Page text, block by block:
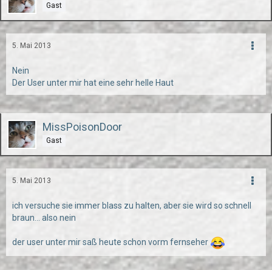
Gast
5. Mai 2013
Nein
Der User unter mir hat eine sehr helle Haut
MissPoisonDoor
Gast
5. Mai 2013
ich versuche sie immer blass zu halten, aber sie wird so schnell
braun... also nein
der user unter mir saß heute schon vorm fernseher